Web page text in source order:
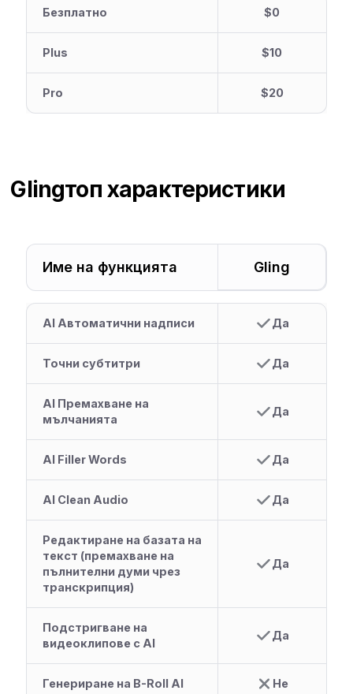
Безплатно $0
Plus $10
Pro $20
Glingтоп характеристики
Име на функцията Gling
AI Автоматични надписи Да
Точни субтитри Да
AI Премахване на
мълчанията
Да
AI Filler Words Да
AI Clean Audio Да
Редактиране на базата на
текст (премахване на
пълнителни думи чрез
транскрипция)
Да
Подстригване на
видеоклипове с AI
Да
Генериране на B-Roll AI Не